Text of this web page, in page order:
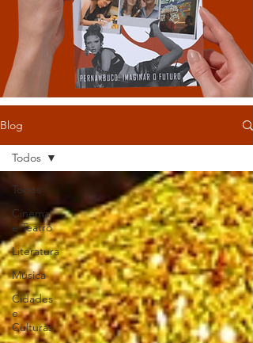
Blog
Todos
Cinema
e Teatro
Literatura
Música
Cidades
e
Culturas
Todos